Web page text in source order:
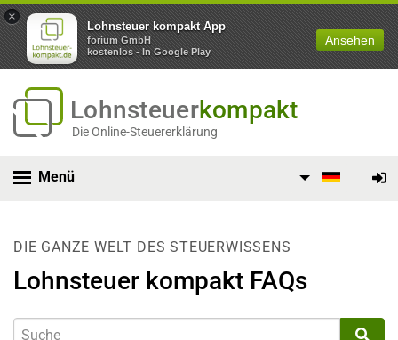
×
Lohnsteuer kompakt App
forium GmbH
kostenlos - In Google Play
Ansehen
Lohnsteuerkompakt
Die Online-Steuererklärung
Menü
DIE GANZE WELT DES STEUERWISSENS
Lohnsteuer kompakt FAQs